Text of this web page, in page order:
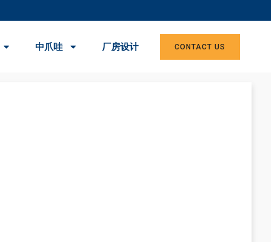
中爪哇 厂房设计 CONTACT US